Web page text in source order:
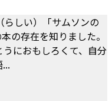
しい）「サムソンの
の存在を知りました。
におもしろくて、自分